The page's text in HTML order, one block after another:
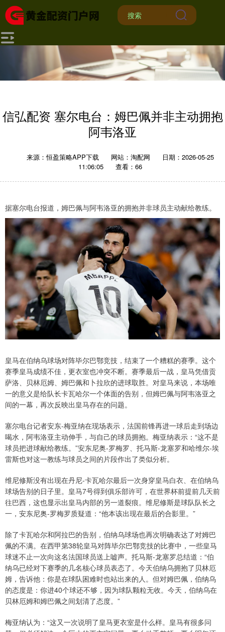
信弘配资 塞尔电台：姆巴佩并非主动拥抱
阿韦洛亚
来源：恒盈策略APP下载 网站：淘配网
日期：2026-05-25
11:06:05
查看：66
据塞尔电台报道，姆巴佩与阿韦洛亚的拥抱并非球员主动献给教练。
皇马在伯纳乌球场对阵毕尔巴鄂竞技，结束了一个糟糕的赛季。这个
赛季皇马成绩不佳，更衣室也冲突不断。赛季最后一战，皇马凭借贡
萨洛、贝林厄姆、姆巴佩和卜拉欣的进球取胜。对皇马来说，本场唯
一的意义是给队长卡瓦哈尔一个体面的告别，但姆巴佩与阿韦洛亚之
间的一幕，再次反映出皇马存在的问题。
塞尔电台记者安东-梅亚纳在现场表示，法国前锋再进一球后走到场边
喝水，阿韦洛亚主动伸手，与自己的球员拥抱。梅亚纳表示：“这不是
球员把进球献给教练。”安东尼奥-罗梅罗、托马斯-龙塞罗和哈维尔-埃
雷斯也对这一教练与球员之间的片段作出了类似分析。
维尼修斯没有出现在丹尼-卡瓦哈尔最后一次身穿皇马白衣、在伯纳乌
球场告别的日子里。皇马7号得到俱乐部许可，在世界杯前提前几天前
往巴西，这也显示出皇马内部的另一道裂痕。维尼修斯是球队队长之
一，安东尼奥-罗梅罗质疑道：“他本该出现在最后的合影里。”
除了卡瓦哈尔和阿拉巴的告别，伯纳乌球场也再次明确表达了对姆巴
佩的不满。在西甲第38轮皇马对阵毕尔巴鄂竞技的比赛中，一些皇马
球迷不止一次向这名法国球员送上嘘声。托马斯-龙塞罗总结道：“伯
纳乌已经对下赛季的几名核心球员表态了。今天伯纳乌拥抱了贝林厄
姆，告诉他：你是在球队困难时也站出来的人。但对姆巴佩，伯纳乌
的态度是：你进40个球还不够，因为球队颗粒无收。今天，伯纳乌在
贝林厄姆和姆巴佩之间划清了态度。”
梅亚纳认为：“这又一次说明了皇马更衣室是什么样。皇马有很多问